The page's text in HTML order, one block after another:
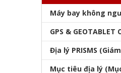
GPS & GEOTABLET
Neo chốt ổ